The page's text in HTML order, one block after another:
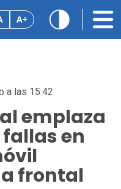
A+
a las 15:42
emplaza
en
frontal